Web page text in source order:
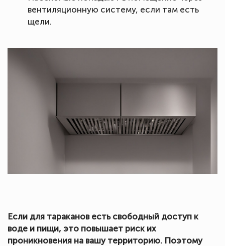
вентиляционную систему, если там есть
щели.
Если для тараканов есть свободный доступ к
воде и пищи, это повышает риск их
проникновения на вашу территорию. Поэтому